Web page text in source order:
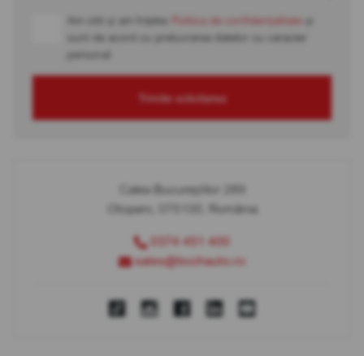
Am citit și am înțeles Politica de confidențialitate
sunt de acord cu prelucrarea datelor cu caracter
personal
Trimite solicitarea
Calea Bucureștilor 289
Otopeni, 075100, România
0374 451 400
sales@bcchauto.ro